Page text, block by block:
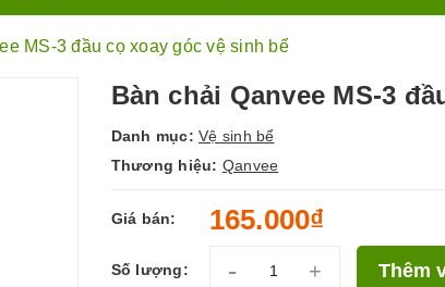
MS-3 đầu cọ xoay góc vệ sinh bể
Bàn chải Qanvee MS-3
Danh mục: Vệ sinh bể
Thương hiệu: Qanvee
Giá bán: 165.000₫
Số lượng: - + Thêm